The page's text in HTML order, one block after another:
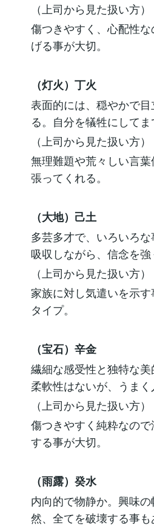
（上司から見た扱い方）
傷つきやすく、心配性
げる事が大切。
（灯火）丁火
表面的には、穏やかで
る。自分を犠牲にしてま
（上司から見た扱い方）
無理難題や荒々しい言
張ってくれる。
（大地）己土
多芸多才で、いろいろ
吸収しながら、信念を強
（上司から見た扱い方）
家族に対し気遣いを示
タイプ。
（宝石）辛金
繊細な感受性と独特な
柔軟性はないが、うまく
（上司から見た扱い方）
傷つきやすく純粋なの
する事が大切。
（雨露）癸水
内向的で物静か。興味
然、全てを破壊する事も